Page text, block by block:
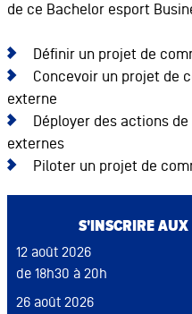
de ce Bachelor esport
Définir un projet de
Concevoir un projet de
externe
Déployer des actions
externes
Piloter un projet de
S'INSCRIRE AUX
12 août 2026
de 18h30 à 20h
26 août 2026